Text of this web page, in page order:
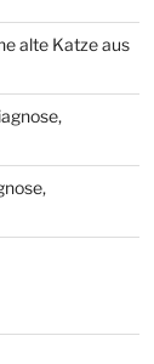
alte Katze aus